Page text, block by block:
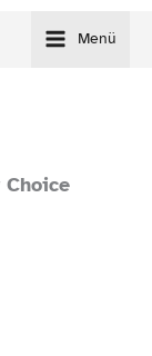
Menü